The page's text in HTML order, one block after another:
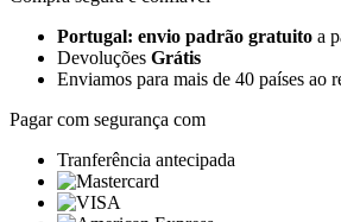
Portugal: envio padrão gratuito a
Devoluções Grátis
Enviamos para mais de 40 países ao
Pagar com segurança com
Tranferência antecipada